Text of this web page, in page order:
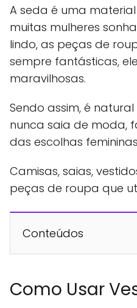
A seda é uma
muitas mulheres
lindo, as peças de
sempre fantásticas,
maravilhosas.
Sendo assim, é
nunca saia de moda,
das escolhas
Camisas, saias,
peças de roupa que
Conteúdos
Como Usar